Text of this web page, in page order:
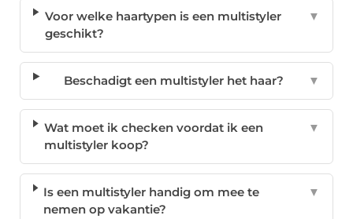
Voor welke haartypen is een multistyler
geschikt?
▼
Beschadigt een multistyler het haar? ▼
Wat moet ik checken voordat ik een
multistyler koop?
▼
Is een multistyler handig om mee te
nemen op vakantie?
▼